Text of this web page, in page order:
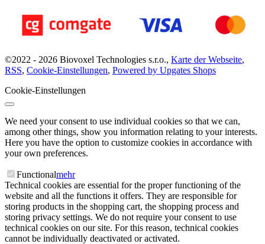
©2022 - 2026 Biovoxel Technologies s.r.o., Karte der Webseite,
RSS, Cookie-Einstellungen, Powered by Upgates Shops
Cookie-Einstellungen
We need your consent to use individual cookies so that we can,
among other things, show you information relating to your interests.
Here you have the option to customize cookies in accordance with
your own preferences.
Functionalmehr
Technical cookies are essential for the proper functioning of the
website and all the functions it offers. They are responsible for
storing products in the shopping cart, the shopping process and
storing privacy settings. We do not require your consent to use
technical cookies on our site. For this reason, technical cookies
cannot be individually deactivated or activated.